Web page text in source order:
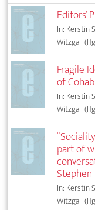
Editors’
In: Kerstin
Witzgall
Fragile
of
In: Kerstin
Witzgall
part of
In: Kerstin
Witzgall